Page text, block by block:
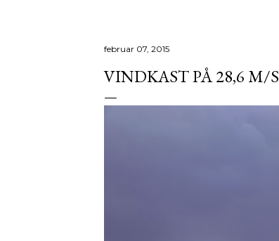
februar 07, 2015
VINDKAST PÅ 28,6 M/S